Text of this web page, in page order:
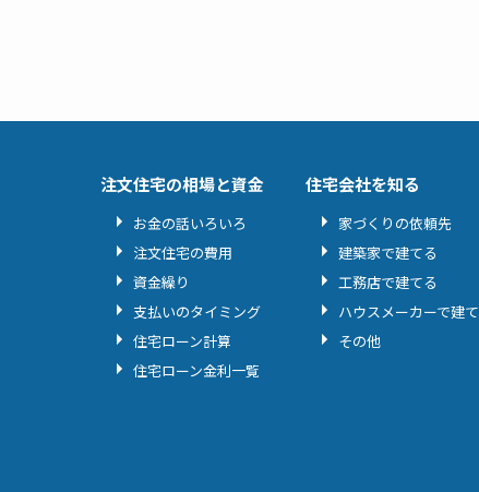
注文住宅の相場と資金
お金の話いろいろ
注文住宅の費用
資金繰り
支払いのタイミング
住宅ローン計算
住宅ローン金利一覧
住宅会社を知る
家づくりの依頼先
建築家で建てる
工務店で建てる
ハウスメーカーで建
その他